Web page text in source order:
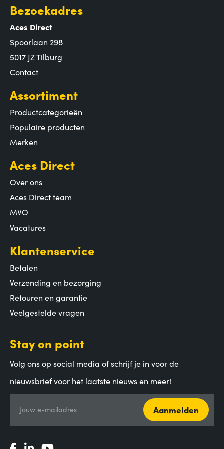
Bezoekadres
Aces Direct
Spoorlaan 298
5017 JZ Tilburg
Contact
Assortiment
Productcategorieën
Populaire producten
Merken
Aces Direct
Over ons
Aces Direct team
MVO
Vacatures
Klantenservice
Betalen
Verzending en bezorging
Retouren en garantie
Veelgestelde vragen
Stay on point
Volg ons op social media of schrijf je in voor de
nieuwsbrief voor het laatste nieuws en meer!
Jouw e-mailadres Aanmelden